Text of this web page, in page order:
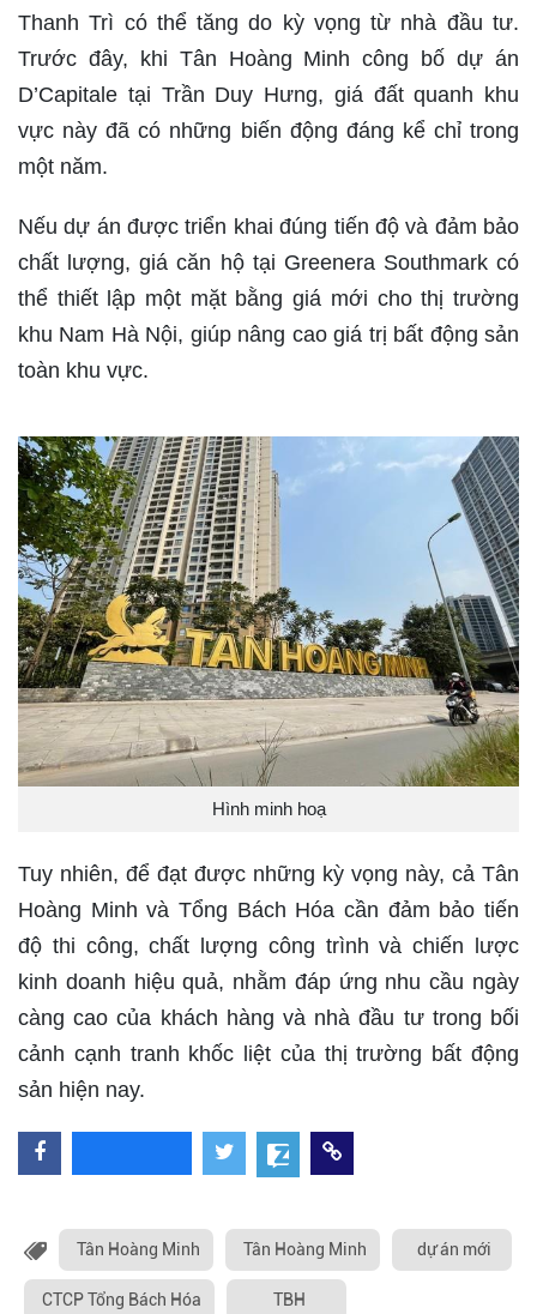
Thanh Trì có thể tăng do kỳ vọng từ nhà đầu tư.
Trước đây, khi Tân Hoàng Minh công bố dự án
D’Capitale tại Trần Duy Hưng, giá đất quanh khu
vực này đã có những biến động đáng kể chỉ trong
một năm.
Nếu dự án được triển khai đúng tiến độ và đảm bảo
chất lượng, giá căn hộ tại Greenera Southmark có
thể thiết lập một mặt bằng giá mới cho thị trường
khu Nam Hà Nội, giúp nâng cao giá trị bất động sản
toàn khu vực.
Hình minh hoạ
Tuy nhiên, để đạt được những kỳ vọng này, cả Tân
Hoàng Minh và Tổng Bách Hóa cần đảm bảo tiến
độ thi công, chất lượng công trình và chiến lược
kinh doanh hiệu quả, nhằm đáp ứng nhu cầu ngày
càng cao của khách hàng và nhà đầu tư trong bối
cảnh cạnh tranh khốc liệt của thị trường bất động
sản hiện nay.
Tân Hoàng Minh Tân Hoàng Minh dự án mới
CTCP Tổng Bách Hóa TBH